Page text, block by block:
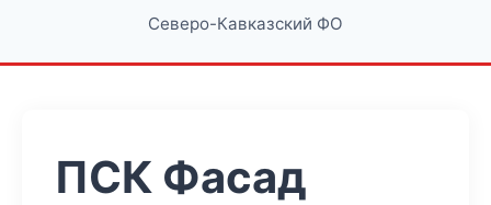
Северо-Кавказский ФО
ПСК Фасад